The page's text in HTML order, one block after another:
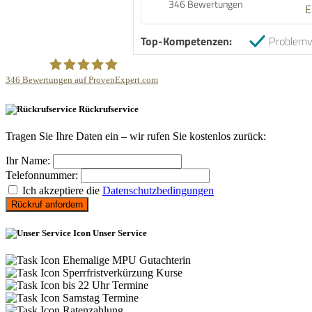
346 Bewertungen
Top-Kompetenzen:
MPU Beratung Verkühlen
346 Bewertungen auf ProvenExpert.com
Rückrufservice
Tragen Sie Ihre Daten ein – wir rufen Sie kostenlos zurück:
Ihr Name:
Telefonnummer:
Ich akzeptiere die Datenschutzbedingungen
Rückruf anfordern
Unser Service
Ehemalige MPU Gutachterin
Sperrfristverkürzung Kurse
bis 22 Uhr Termine
Samstag Termine